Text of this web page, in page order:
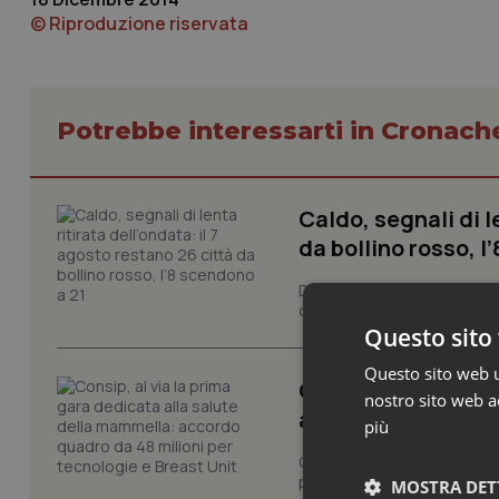
© Riproduzione riservata
Potrebbe interessarti in
Caldo, segnali di
da bollino rosso,
Dopo la giornata di oggi,
contrassegnate dal livello
Consip, al via la
accordo quadro
Consip ha pubblicato la
prevenzione, la diagnosi
Questo
Questo sito web
nostro sito web
più
MOSTRA